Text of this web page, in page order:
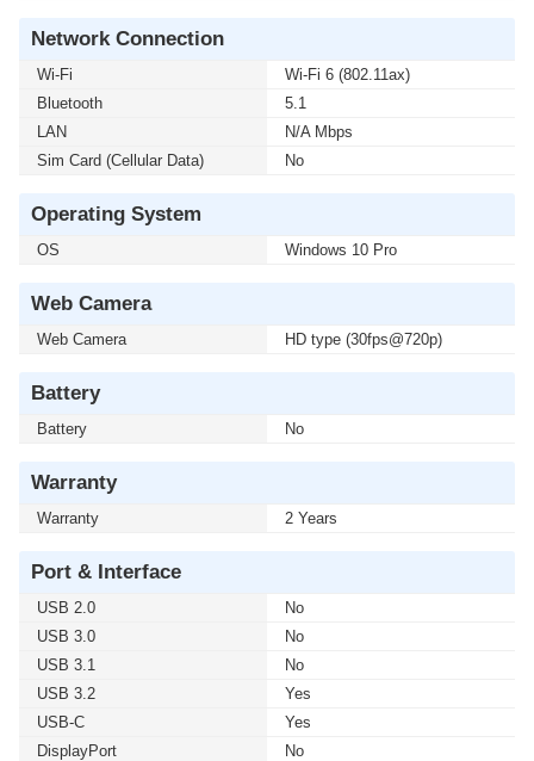
Network Connection
Wi-Fi
Wi-Fi 6 (802.11ax)
Bluetooth
5.1
LAN
N/A Mbps
Sim Card (Cellular Data)
No
Operating System
OS Windows 10 Pro
Web Camera
Web Camera HD type (30fps@720p)
Battery
Battery No
Warranty
Warranty 2 Years
Port & Interface
USB 2.0
No
USB 3.0
No
USB 3.1
No
USB 3.2
Yes
USB-C
Yes
DisplayPort
No